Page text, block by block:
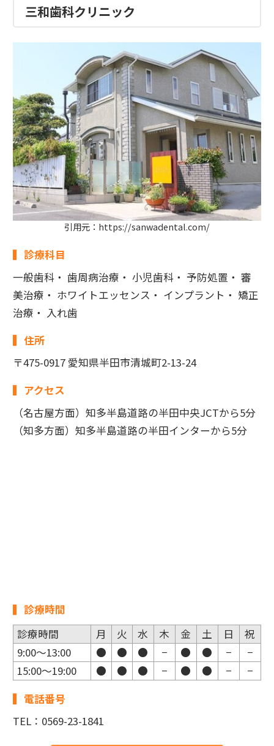
三和歯科クリニック
引用元：https://sanwadental.com/
診療科目
一般歯科・ 歯周病治療・ 小児歯科・ 予防処置・ 審
美治療・ ホワイトエッセンス・ インプラント・ 矯正
治療・ 入れ歯
住所
〒475-0917 愛知県半田市清城町2-13-24
アクセス
（名古屋方面）知多半島道路の半田中央JCTから5分
（知多方面）知多半島道路の半田インターから5分
診療時間
診療時間
月 火 水 木 金 土 日
祝
9:00～13:00
● ● ● − ● ● −
−
15:00～19:00
● ● ● − ● ● −
−
電話番号
TEL：0569-23-1841